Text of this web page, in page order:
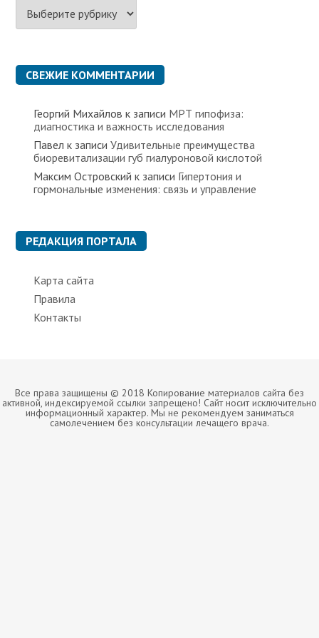
б
к
и СВЕЖИЕ КОММЕНТАРИИ
Георгий Михайлов к записи МРТ гипофиза:
диагностика и важность исследования
Павел к записиУдивительные преимущества
биоревитализации губ гиалуроновой кислотой
Максим Островский к записи Гипертония и
гормональные изменения: связь и управление
РЕДАКЦИЯ ПОРТАЛА
Карта сайта
Правила
Контакты
Все права защищены © 2018 Копирование материалов сайта без
активной, индексируемой ссылки запрещено! Сайт носит исключительно
информационный характер. Мы не рекомендуем заниматься
самолечением без консультации лечащего врача.